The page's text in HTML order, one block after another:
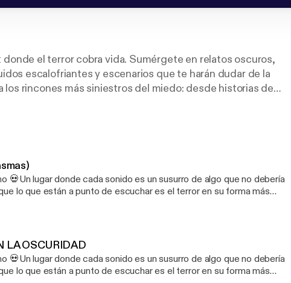
donde el terror cobra vida. Sumérgete en relatos oscuros,
escalofriantes y escenarios que te harán dudar de la
los rincones más siniestros del miedo: desde historias de
pueden ser advertencias. ¿Estás listo para escuchar
💀Un lugar donde cada sonido es un susurro de algo que no debería
lo que están a punto de escuchar es el terror en su forma más
directos, crudos y sin interrupciones. 🔥
LEYENDASURBANASOFICIAL?
LA OSCURIDAD
💀Un lugar donde cada sonido es un susurro de algo que no debería
lo que están a punto de escuchar es el terror en su forma más